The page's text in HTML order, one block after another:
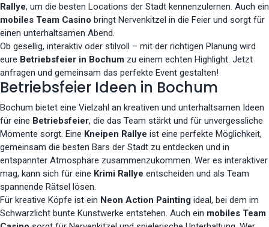
Rallye, um die besten Locations der Stadt kennenzulernen. Auch ein
mobiles Team Casino bringt Nervenkitzel in die Feier und sorgt für
einen unterhaltsamen Abend.
Ob gesellig, interaktiv oder stilvoll – mit der richtigen Planung wird
eure Betriebsfeier in Bochum zu einem echten Highlight. Jetzt
anfragen und gemeinsam das perfekte Event gestalten!
Betriebsfeier Ideen in Bochum
Bochum bietet eine Vielzahl an kreativen und unterhaltsamen Ideen
für eine Betriebsfeier, die das Team stärkt und für unvergessliche
Momente sorgt. Eine Kneipen Rallye ist eine perfekte Möglichkeit,
gemeinsam die besten Bars der Stadt zu entdecken und in
entspannter Atmosphäre zusammenzukommen. Wer es interaktiver
mag, kann sich für eine Krimi Rallye entscheiden und als Team
spannende Rätsel lösen.
Für kreative Köpfe ist ein Neon Action Painting ideal, bei dem im
Schwarzlicht bunte Kunstwerke entstehen. Auch ein mobiles Team